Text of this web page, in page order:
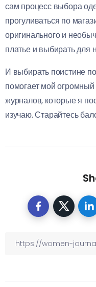
сам процесс выбора
прогуливаться по
оригинального и
платье и выбирать для
И выбирать поистине
помогает мой
журналов, которые я
изучаю. Старайтесь